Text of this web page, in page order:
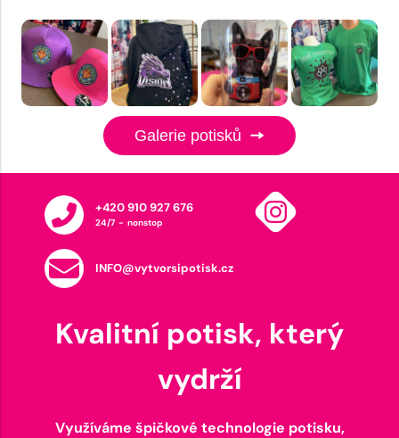
Galerie potisků
+420 910 927 676
24/7 - nonstop
INFO@vytvorsipotisk.cz
Kvalitní potisk, který
vydrží
Využíváme špičkové technologie potisku,